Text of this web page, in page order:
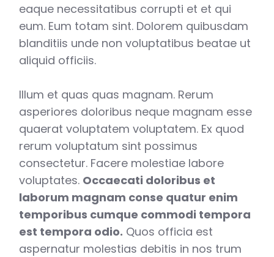
eaque necessitatibus corrupti et et qui
eum. Eum totam sint. Dolorem quibusdam
blanditiis unde non voluptatibus beatae ut
aliquid officiis.
Illum et quas quas magnam. Rerum
asperiores doloribus neque magnam esse
quaerat voluptatem voluptatem. Ex quod
rerum voluptatum sint possimus
consectetur. Facere molestiae labore
voluptates. Occaecati doloribus et
laborum magnam conse quatur enim
temporibus cumque commodi tempora
est tempora odio. Quos officia est
aspernatur molestias debitis in nos trum